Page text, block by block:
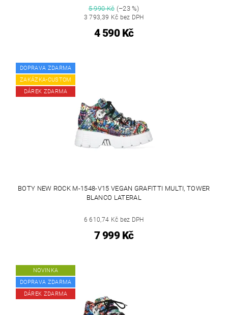
5 990 Kč(–23 %)
3 793,39 Kč bez DPH
4 590 Kč
DOPRAVA ZDARMA
ZAKÁZKA-CUSTOM
DÁREK ZDARMA
BOTY NEW ROCK M-1548-V15 VEGAN GRAFITTI MULTI, TOWER
BLANCO LATERAL
6 610,74 Kč bez DPH
7 999 Kč
NOVINKA
DOPRAVA ZDARMA
DÁREK ZDARMA